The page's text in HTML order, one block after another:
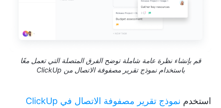
قم بإنشاء نظرة عامة شاملة توضح الفرق المتصلة التي تعمل معًا
باستخدام نموذج تقرير مصفوفة الاتصال من ClickUp
استخدم نموذج تقرير مصفوفة الاتصال في ClickUp